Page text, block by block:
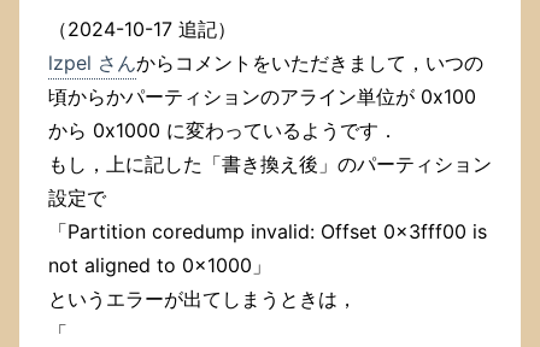
（2024-10-17 追記）
lzpel さんからコメントをいただきまして，いつの
頃からかパーティションのアライン単位が 0x100
から 0x1000 に変わっているようです．
もし，上に記した「書き換え後」のパーティション
設定で
「Partition coredump invalid: Offset 0x3fff00 is
not aligned to 0x1000」
というエラーが出てしまうときは，
「